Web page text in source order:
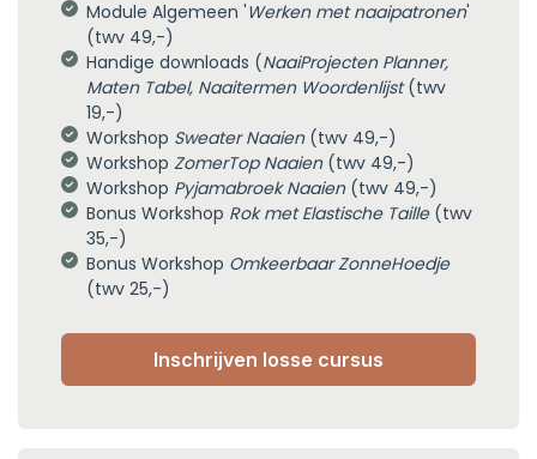
Module Algemeen 'Werken met naaipatronen'
(twv 49,-)
Handige downloads (NaaiProjecten Planner,
Maten Tabel, Naaitermen Woordenlijst(twv
19,-)
Workshop Sweater Naaien(twv 49,-)
Workshop ZomerTop Naaien(twv 49,-)
Workshop Pyjamabroek Naaien(twv 49,-)
Bonus Workshop Rok met Elastische Taille(twv
35,-)
Bonus Workshop Omkeerbaar ZonneHoedje
(twv 25,-)
Inschrijven losse cursus